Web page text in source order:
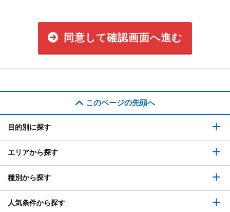
同意して確認画面へ進む
このページの先頭へ
目的別に探す
エリアから探す
種別から探す
人気条件から探す